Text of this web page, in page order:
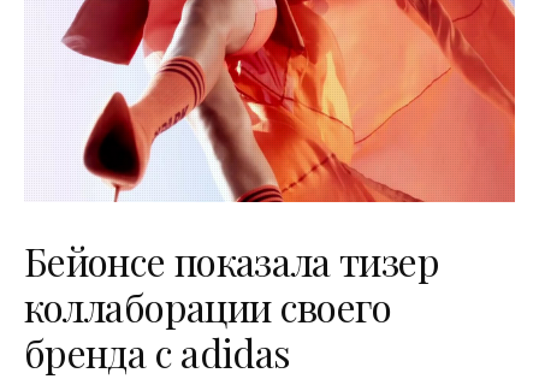
Бейонсе показала тизер
коллаборации своего
бренда с adidas